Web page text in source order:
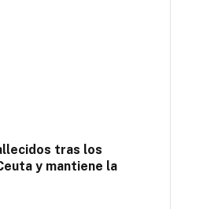
tras los
y mantiene la